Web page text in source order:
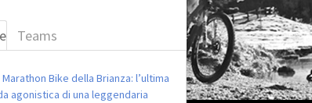
Teams
Marathon Bike della Brianza: l’ultima
agonistica di una leggendaria